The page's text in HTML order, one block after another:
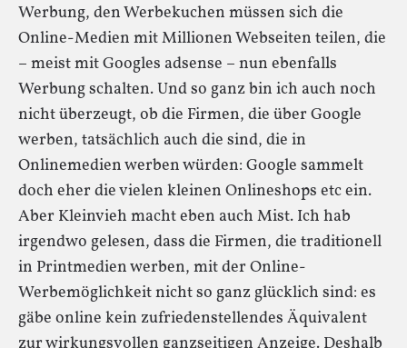
Werbung, den Werbekuchen müssen sich die
Online-Medien mit Millionen Webseiten teilen, die
– meist mit Googles adsense – nun ebenfalls
Werbung schalten. Und so ganz bin ich auch noch
nicht überzeugt, ob die Firmen, die über Google
werben, tatsächlich auch die sind, die in
Onlinemedien werben würden: Google sammelt
doch eher die vielen kleinen Onlineshops etc ein.
Aber Kleinvieh macht eben auch Mist. Ich hab
irgendwo gelesen, dass die Firmen, die traditionell
in Printmedien werben, mit der Online-
Werbemöglichkeit nicht so ganz glücklich sind: es
gäbe online kein zufriedenstellendes Äquivalent